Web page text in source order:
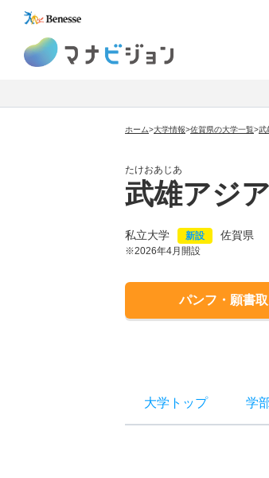
ホーム>大学情報>佐賀県の大学一覧>武
たけおあじあ
武雄アジ
私立大学 新設 佐賀県
※2026年4月開設
パンフ・願書
大学トップ 学